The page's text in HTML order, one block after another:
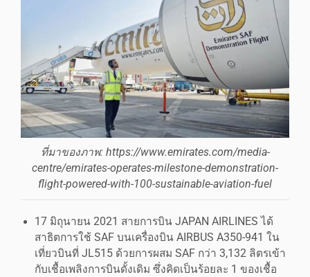
ที่มาของภาพ: https://www.emirates.com/media-
centre/emirates-operates-milestone-demonstration-
flight-powered-with-100-sustainable-aviation-fuel
17 มิถุนายน 2021 สายการบิน JAPAN AIRLINES ได้
สาธิตการใช้ SAF บนเครื่องบิน AIRBUS A350-941 ใน
เที่ยวบินที่ JL515 ด้วยการผสม SAF กว่า 3,132 ลิตรเข้า
กับเชื้อเพลิงการบินดั้งเดิม ซึ่งคิดเป็นร้อยละ 1 ของเชื้อ